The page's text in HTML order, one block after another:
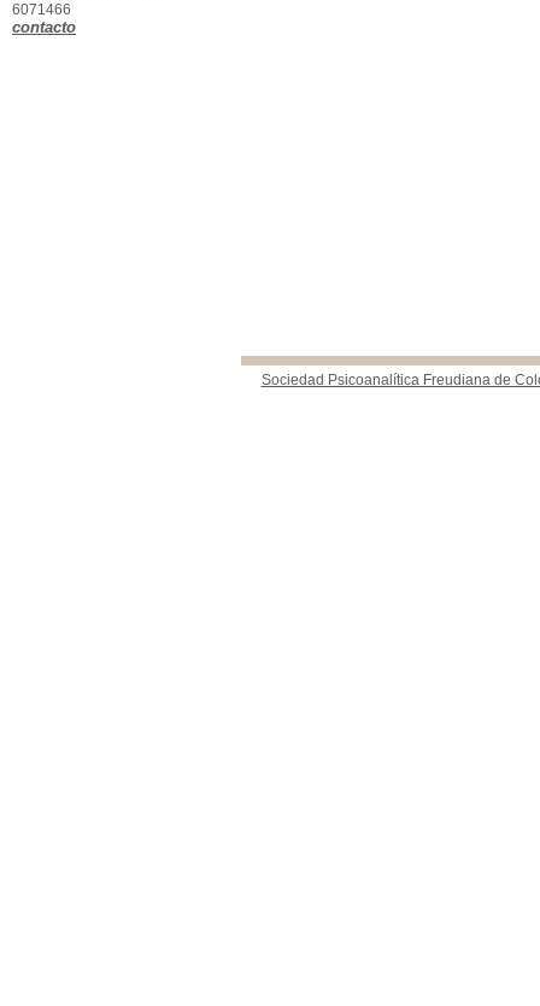
Sociedad Psicoanalítica Freudiana de
6071466
contacto